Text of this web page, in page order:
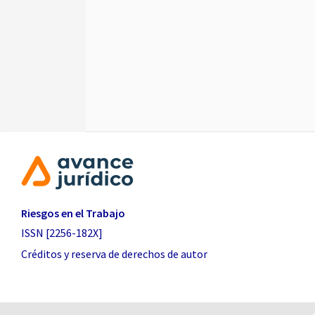
Riesgos en el Trabajo
ISSN [2256-182X]
Créditos y reserva de derechos de autor